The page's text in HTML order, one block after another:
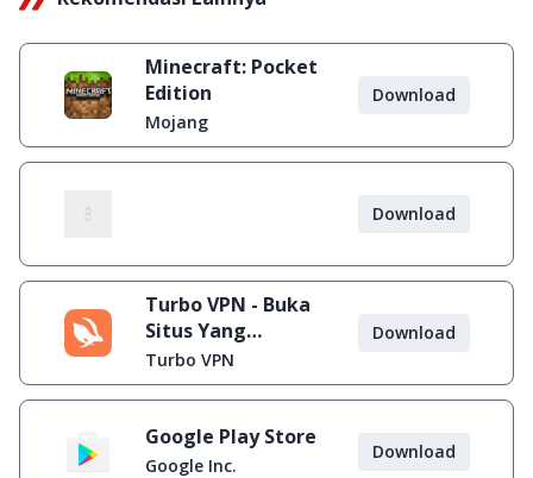
Minecraft: Pocket
Edition
Mojang
Download
Download
Turbo VPN - Buka
Situs Yang
Diblokir
Turbo VPN
Download
Google Play Store
Google Inc.
Download